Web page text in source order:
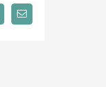
E-
Mail